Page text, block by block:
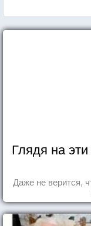
Глядя на
Даже не верится,